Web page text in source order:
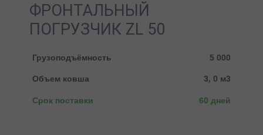
ФРОНТАЛЬНЫЙ
ПОГРУЗЧИК ZL 50
Грузоподъёмность 5 000
Объем ковша 3, 0 м3
Срок поставки 60 дней